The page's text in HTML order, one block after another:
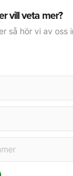
vill veta mer?
så hör vi av oss